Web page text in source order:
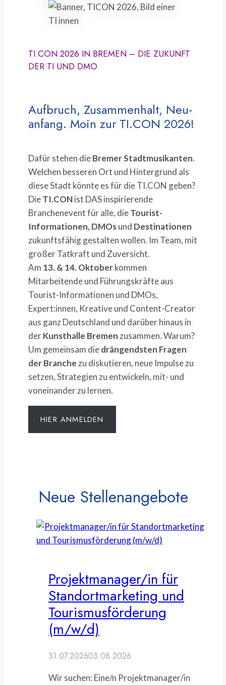
TI.CON 2026 IN BREMEN – DIE ZUKUNFT
DER TI UND DMO
Aufbruch, Zusammenhalt, Neu-
anfang. Moin zur TI.CON 2026!
Dafür stehen dieBremer Stadtmusikanten.
Welchen besseren Ort und Hintergrund als
diese Stadt könnte es für die TI.CON geben?
DieTI.CONist DAS inspirierende
Branchenevent für alle, dieTourist-
Informationen, DMOsund Destinationen
zukunftsfähig gestalten wollen. Im Team, mit
großer Tatkraft und Zuversicht.
Am 13. & 14. Oktoberkommen
Mitarbeitende und Führungskräfte aus
Tourist-Informationen und DMOs,
Expert:innen, Kreative und Content-Creator
aus ganz Deutschland und darüber hinaus in
derKunsthalle Bremen zusammen. Warum?
Um gemeinsam diedrängendsten Fragen
der Branche zu diskutieren, neue Impulse zu
setzen, Strategien zu entwickeln, mit- und
voneinander zu lernen.
HIER ANMELDEN
Neue Stellenangebote
Projektmanager/in für
Standortmarketing und
Tourismusförderung
(m/w/d)
31.07.202603.08.2026
Wir suchen: Eine/n Projektmanager/in